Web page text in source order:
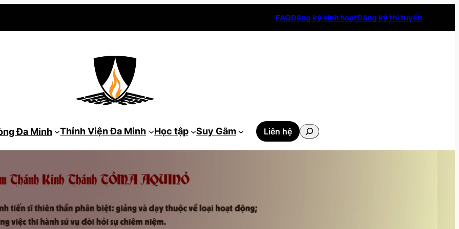
FAQĐăng ký sinh hoạtĐăng ký thi tuyển
Đa Minh Thỉnh Viện Đa Minh Học tập Suy Gẫm Liên hệ
Tìm
kiếm